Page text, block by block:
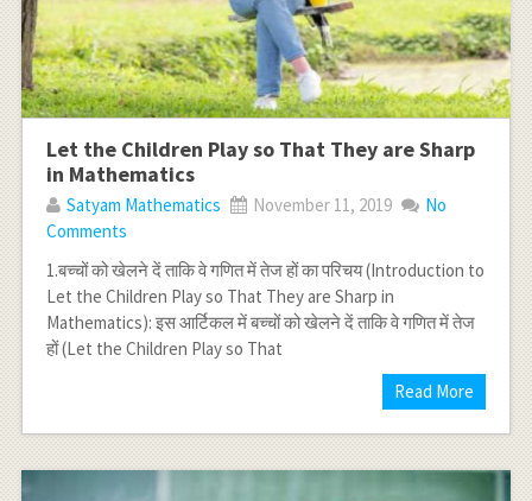
Let the Children Play so That They are Sharp
in Mathematics
Satyam Mathematics November 11, 2019
No
Comments
1.बच्चों को खेलने दें ताकि वे गणित में तेज हों का परिचय (Introduction to
Let the Children Play so That They are Sharp in
Mathematics): इस आर्टिकल में बच्चों को खेलने दें ताकि वे गणित में तेज
हों (Let the Children Play so That
Read More